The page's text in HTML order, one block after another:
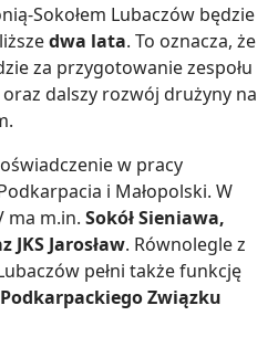
Sokołem Lubaczów będzie
dwa lata. To oznacza, że
za przygotowanie zespołu
dalszy rozwój drużyny na
w pracy
i Małopolski. W
ma m.in. Sokół Sieniawa,
JKS Jarosław. Równolegle z
pełni także funkcję
Podkarpackiego Związku